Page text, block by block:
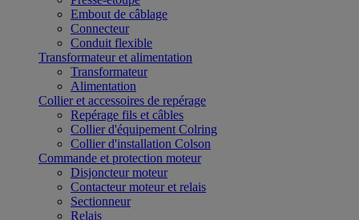
Embout de câblage
Connecteur
Conduit flexible
Transformateur et alimentation
Transformateur
Alimentation
Collier et accessoires de repérage
Repérage fils et câbles
Collier d'équipement Colring
Collier d'installation Colson
Commande et protection moteur
Disjoncteur moteur
Contacteur moteur et relais
Sectionneur
Relais